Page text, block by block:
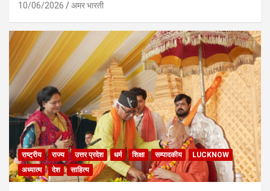
10/06/2026 अमर भारती
राष्ट्रीय राज्य उत्तर प्रदेश धर्म शिक्षा सम्पादकीय
LUCKNOW
अध्यात्म
देश साहित्य